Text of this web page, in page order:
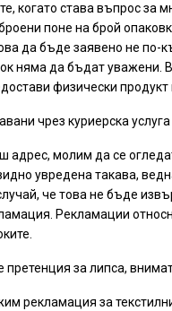
когато става въпрос
поне на брой
да бъде заявено не по-
няма да бъдат
физически
чрез куриерска
адрес, молим да се
увредена такава,
че това не бъде
Рекламации
за липса,
рекламация за